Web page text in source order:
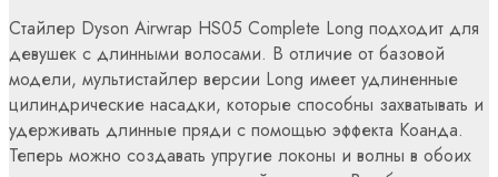
Стайлер Dyson Airwrap HS05 Complete Long подходит для
девушек с длинными волосами. В отличие от базовой
модели, мультистайлер версии Long имеет удлиненные
цилиндрические насадки, которые способны захватывать и
удерживать длинные пряди с помощью эффекта Коанда.
Теперь можно создавать упругие локоны и волны в обоих